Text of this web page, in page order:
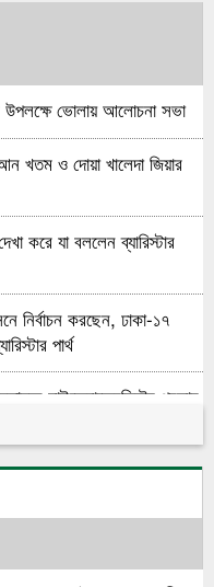
উপলক্ষে ভোলায় আলোচনা সভা
খতম ও দোয়া খালেদা জিয়ার
করে যা বললেন ব্যারিস্টার
নির্বাচন করছেন, ঢাকা-১৭
পার্থ
মাইক্রোক্রেডিটের প্রভাব
চরনোয়াবাদে খতম খানি ও
প্রতিষ্ঠাতা মরহুম মুহাম্মদ আলতাফ